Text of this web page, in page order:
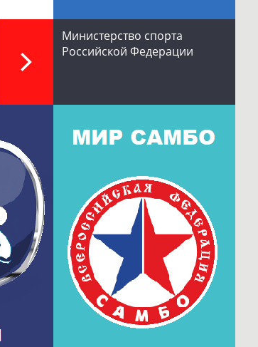
Министерство спорта
Российской Федерации